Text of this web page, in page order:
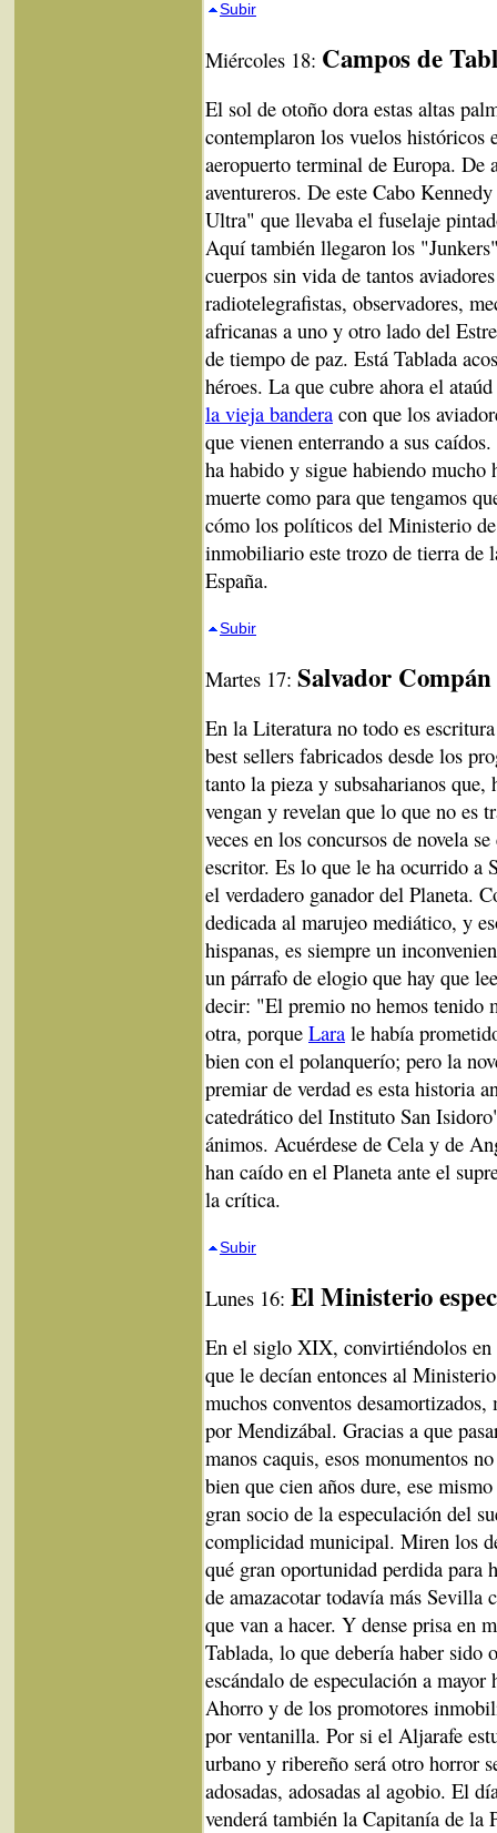
Subir
Miércoles 18: Campos de
El sol de otoño dora estas altas
contemplaron los vuelos históricos
aeropuerto terminal de Europa. De
aventureros. De este Cabo
Ultra" que llevaba el fuselaje
Aquí también llegaron los
cuerpos sin vida de tantos
radiotelegrafistas, observadores,
africanas a uno y otro lado del
de tiempo de paz. Está Tablada
héroes. La que cubre ahora el
la vieja bandera con que los
que vienen enterrando a sus
ha habido y sigue habiendo
muerte como para que tengamos
cómo los políticos del Ministerio
inmobiliario este trozo de tierra de
España.
Subir
Martes 17: Salvador Compán
En la Literatura no todo es
best sellers fabricados desde los
tanto la pieza y subsaharianos que,
vengan y revelan que lo que no es
veces en los concursos de novela
escritor. Es lo que le ha ocurrido a
el verdadero ganador del Planeta.
dedicada al marujeo mediático, y
hispanas, es siempre un
un párrafo de elogio que hay que
decir: "El premio no hemos tenido
otra, porque Lara le había
bien con el polanquerío; pero la
premiar de verdad es esta historia
catedrático del Instituto San
ánimos. Acuérdese de Cela y de
han caído en el Planeta ante el
la crítica.
Subir
Lunes 16: El Ministerio
En el siglo XIX, convirtiéndolos en
que le decían entonces al
muchos conventos
por Mendizábal. Gracias a que
manos caquis, esos monumentos
bien que cien años dure, ese
gran socio de la especulación del
complicidad municipal. Miren los
qué gran oportunidad perdida para
de amazacotar todavía más Sevilla
que van a hacer. Y dense prisa en
Tablada, lo que debería haber sido
escándalo de especulación a
Ahorro y de los promotores
por ventanilla. Por si el Aljarafe
urbano y ribereño será otro horror
adosadas, adosadas al agobio. El
venderá también la Capitanía de la